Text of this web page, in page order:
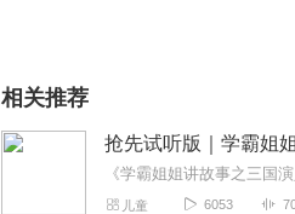
相关推荐
抢先试听版｜学霸姐
儿童 6053